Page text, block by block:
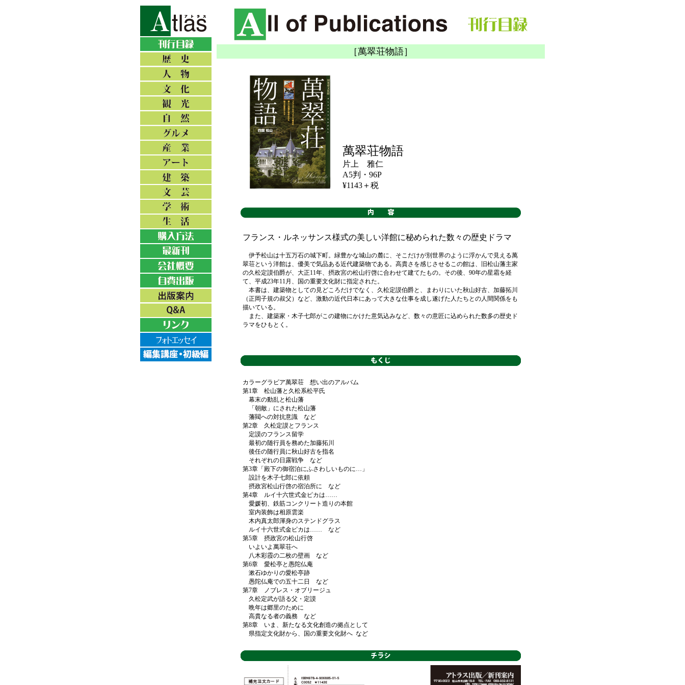
［萬翠荘物語］
萬翠荘物語
片上 雅仁
A5判・96P
¥1143＋税
フランス・ルネッサンス様式の美しい洋館に秘められた数々の歴史ドラマ
伊予松山は十五万石の城下町。緑豊かな城山の麓に、そこだけが別世界のように浮かんで見える萬
翠荘という洋館は、優美で気品ある近代建築物である。高貴さを感じさせるこの館は、旧松山藩主家
の久松定謨伯爵が、大正11年、摂政宮の松山行啓に合わせて建てたもの。その後、90年の星霜を経
て、平成23年11月、国の重要文化財に指定された。
本書は、建築物としての見どころだけでなく、久松定謨伯爵と、まわりにいた秋山好古、加藤拓川
（正岡子規の叔父）など、激動の近代日本にあって大きな仕事を成し遂げた人たちとの人間関係をも
描いている。
また、建築家・木子七郎がこの建物にかけた意気込みなど、数々の意匠に込められた数多の歴史ド
ラマをひもとく。
カラーグラビア萬翠荘 想い出のアルバム
第1章 松山藩と久松系松平氏
幕末の動乱と松山藩
「朝敵」にされた松山藩
藩閥への対抗意識 など
第2章 久松定謨とフランス
定謨のフランス留学
最初の随行員を務めた加藤拓川
後任の随行員に秋山好古を指名
それぞれの日露戦争 など
第3章「殿下の御宿泊にふさわしいものに…」
設計を木子七郎に依頼
摂政宮松山行啓の宿泊所に など
第4章 ルイ十六世式金ピカは……
愛媛初、鉄筋コンクリート造りの本館
室内装飾は相原雲楽
木内真太郎渾身のステンドグラス
ルイ十六世式金ピカは…… など
第5章 摂政宮の松山行啓
いよいよ萬翠荘へ
八木彩霞の二枚の壁画 など
第6章 愛松亭と愚陀仏庵
漱石ゆかりの愛松亭跡
愚陀仏庵での五十二日 など
第7章 ノブレス・オブリージュ
久松定武が語る父・定謨
晩年は郷里のために
高貴なる者の義務 など
第8章 いま、新たなる文化創造の拠点として
県指定文化財から、国の重要文化財へ など